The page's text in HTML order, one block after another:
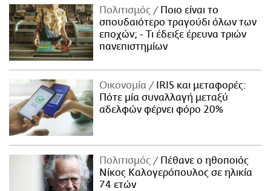
Πολιτισμός
Ποιο είναι το
σπουδαιότερο τραγούδι όλων των
εποχών; - Τι έδειξε έρευνα τριών
πανεπιστημίων
Οικονομία
IRIS και μεταφορές:
Πότε μία συναλλαγή μεταξύ
αδελφών φέρνει φόρο 20%
Πολιτισμός
Πέθανε ο ηθοποιός
Νίκος Καλογερόπουλος σε ηλικία
74 ετών